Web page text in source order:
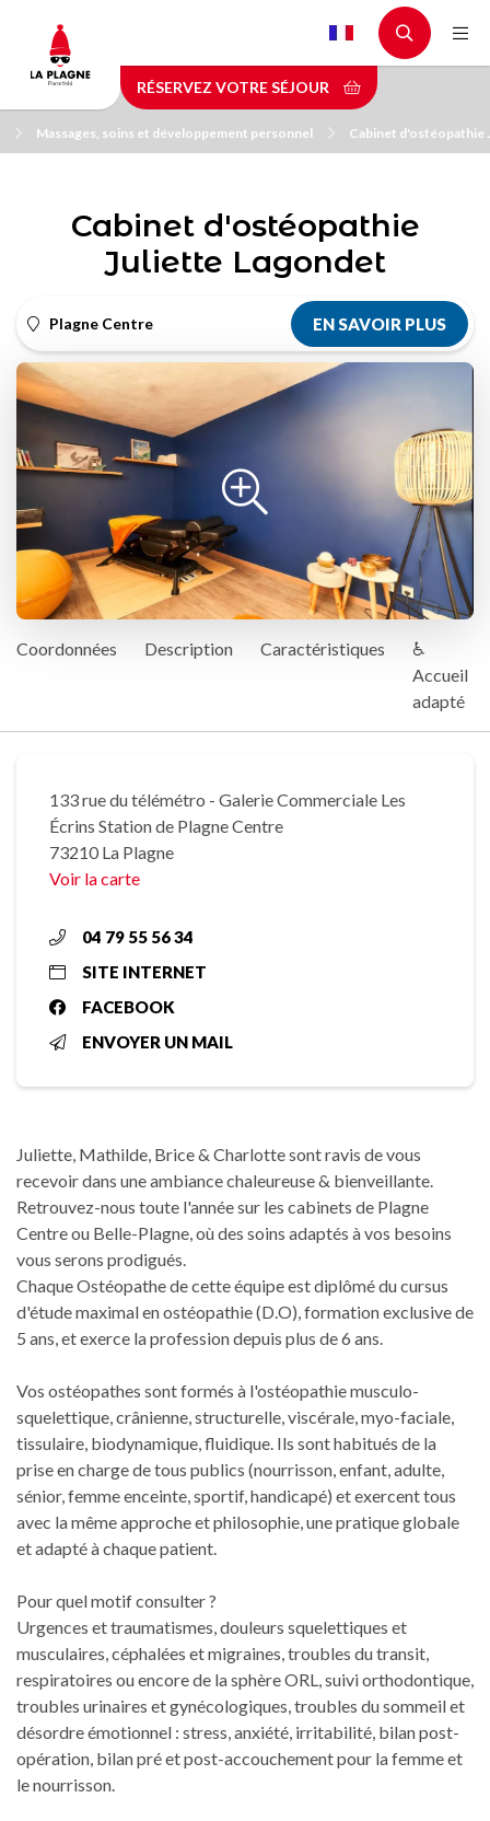
contenu
principal
RÉSERVEZ VOTRE SÉJOUR
Massages, soins et développement personnel Cabinet d'ostéopathie
Cabinet d'ostéopathie
Juliette Lagondet
Plagne Centre EN SAVOIR PLUS
Coordonnées Description Caractéristiques
♿
Accueil
adapté
133 rue du télémétro - Galerie Commerciale Les
Écrins Station de Plagne Centre
73210 La Plagne
Voir la carte
04 79 55 56 34
SITE INTERNET
FACEBOOK
ENVOYER UN MAIL
Juliette, Mathilde, Brice & Charlotte sont ravis de vous
recevoir dans une ambiance chaleureuse & bienveillante.
Retrouvez-nous toute l'année sur les cabinets de Plagne
Centre ou Belle-Plagne, où des soins adaptés à vos besoins
vous serons prodigués.
Chaque Ostéopathe de cette équipe est diplômé du cursus
d'étude maximal en ostéopathie (D.O), formation exclusive de
5 ans, et exerce la profession depuis plus de 6 ans.
Vos ostéopathes sont formés à l'ostéopathie musculo-
squelettique, crânienne, structurelle, viscérale, myo-faciale,
tissulaire, biodynamique, fluidique. Ils sont habitués de la
prise en charge de tous publics (nourrisson, enfant, adulte,
sénior, femme enceinte, sportif, handicapé) et exercent tous
avec la même approche et philosophie, une pratique globale
et adapté à chaque patient.
Pour quel motif consulter ?
Urgences et traumatismes, douleurs squelettiques et
musculaires, céphalées et migraines, troubles du transit,
respiratoires ou encore de la sphère ORL, suivi orthodontique,
troubles urinaires et gynécologiques, troubles du sommeil et
désordre émotionnel : stress, anxiété, irritabilité, bilan post-
opération, bilan pré et post-accouchement pour la femme et
le nourrisson.